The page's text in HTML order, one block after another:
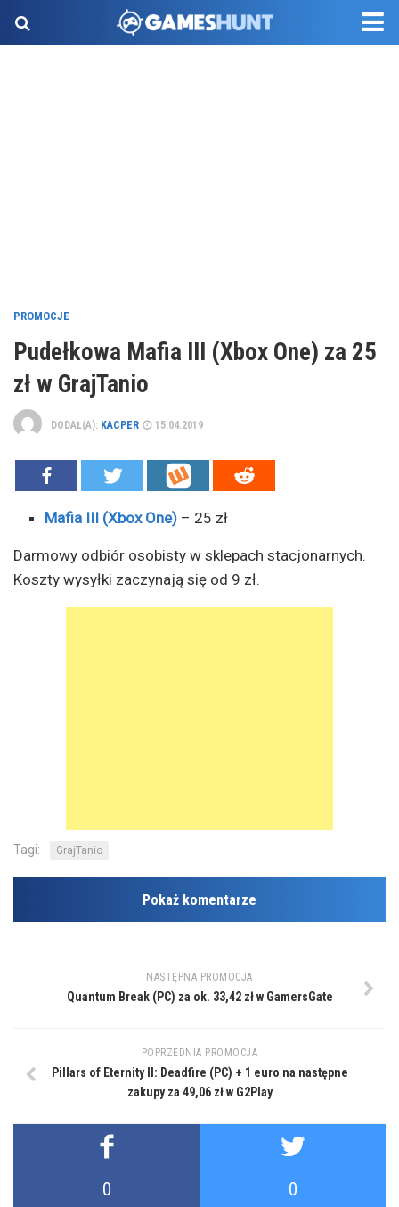
PROMOCJE
Pudełkowa Mafia III (Xbox One) za 25
zł w GrajTanio
DODAŁ(A): KACPER 15.04.2019
Mafia III (Xbox One) – 25 zł
Darmowy odbiór osobisty w sklepach stacjonarnych.
Koszty wysyłki zaczynają się od 9 zł.
Tagi: GrajTanio
Pokaż komentarze
NASTĘPNA PROMOCJA
Quantum Break (PC) za ok. 33,42 zł w GamersGate
POPRZEDNIA PROMOCJA
Pillars of Eternity II: Deadfire (PC) + 1 euro na następne
zakupy za 49,06 zł w G2Play
0 0